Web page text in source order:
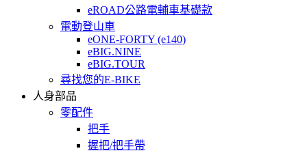
eROAD公路電輔車基礎款
電動登山車
eONE-FORTY (e140)
eBIG.NINE
eBIG.TOUR
尋找您的E-BIKE
人身部品
零配件
把手
握把/把手帶